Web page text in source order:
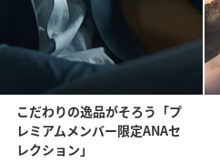
こだわりの逸品がそろう「プ
レミアムメンバー限定ANAセ
レクション」